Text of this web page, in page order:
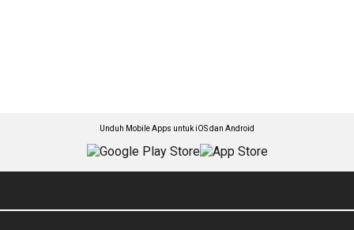
Unduh Mobile Apps untuk iOS dan Android